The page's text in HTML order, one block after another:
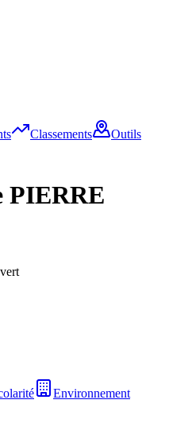
Classements
Outils
PIERRE
Environnement